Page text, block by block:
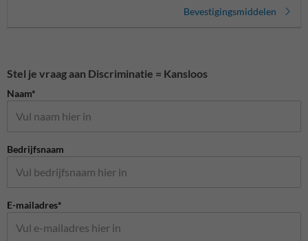
Bevestigingsmiddelen
Stel je vraag aan Discriminatie = Kansloos
Naam*
Bedrijfsnaam
E-mailadres*